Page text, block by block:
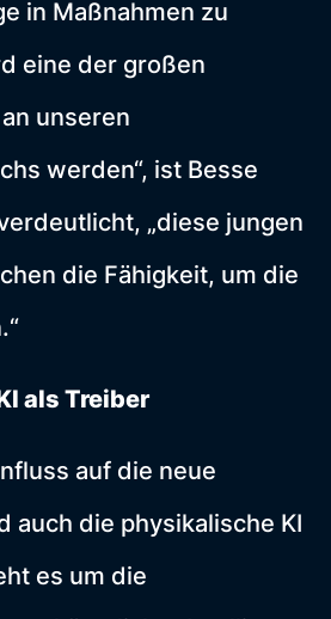
in Maßnahmen zu
eine der großen
unseren
werden“, ist Besse
„diese jungen
die Fähigkeit, um die
als Treiber
auf die neue
auch die physikalische KI
es um die